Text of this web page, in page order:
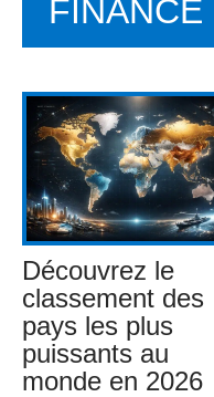
FINANCE
Découvrez le
classement des
pays les plus
puissants au
monde en 2026